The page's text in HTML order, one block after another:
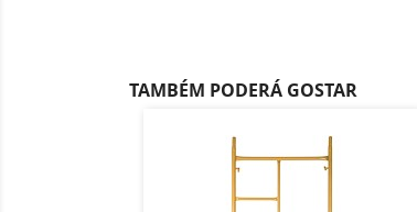
TAMBÉM PODERÁ GOSTAR